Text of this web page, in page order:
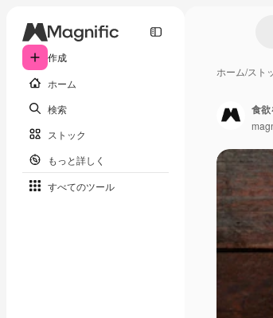
作成
ホーム
検索
ストック
もっと詳しく
すべてのツール
ホーム/スト
食